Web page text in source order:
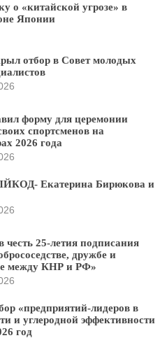
о «китайской угрозе» в
Японии
отбор в Совет молодых
форму для церемонии
спортсменов на
2026 года
Екатерина Бирюкова и
честь 25-летия подписания
дружбе и
между КНР и РФ»
«предприятий-лидеров в
и углеродной эффективности
год